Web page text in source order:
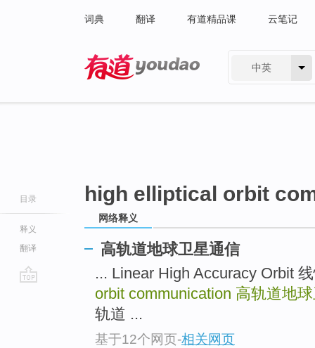
词典 翻译 有道精品课 云笔记
中英
目录
释义
翻译
high elliptical orbit
网络释义
高轨道地球卫星通信
... Linear High Accuracy Orbit
orbit communication 高轨道地
轨道 ...
基于12个网页-相关网页